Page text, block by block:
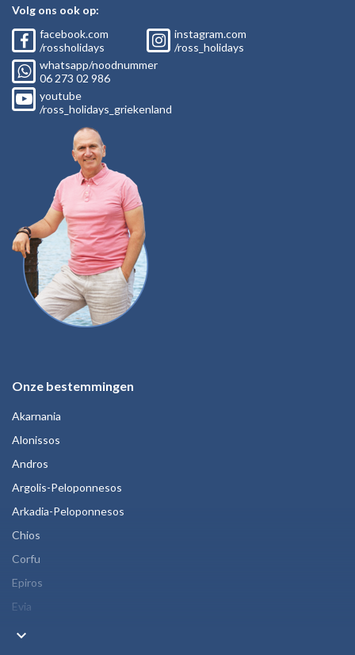
Volg ons ook op:
facebook.com
/rossholidays
instagram.com
/ross_holidays
whatsapp/noodnummer
06 273 02 986
youtube
/ross_holidays_griekenland
Onze bestemmingen
Akarnania
Alonissos
Andros
Argolis-Peloponnesos
Arkadia-Peloponnesos
Chios
Corfu
Epiros
Evia
keyboard_arrow_down